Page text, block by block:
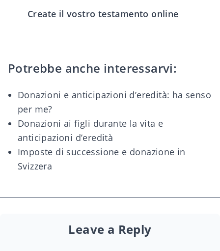
Create il vostro testamento online
Potrebbe anche interessarvi:
Donazioni e anticipazioni d’eredità: ha senso
per me?
Donazioni ai figli durante la vita e
anticipazioni d’eredità
Imposte di successione e donazione in
Svizzera
Leave a Reply